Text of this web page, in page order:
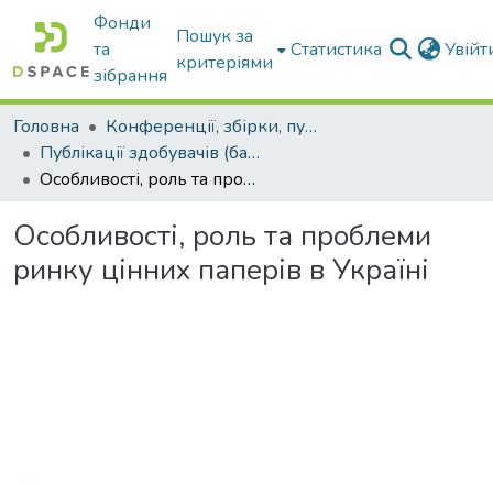
Фонди
та
зібрання
Пошук за
критеріями
Статистика
Головна
Конференції, збірки, публікації молодих вчених і здобувачів : магістрів, бакалаврів, аспірантів.
Публікації здобувачів (бакалаврів. магістрів, аспірантів)
Особливості, роль та проблеми ринку цінних паперів в Україні
Особливості, роль та проблеми
ринку цінних паперів в Україні